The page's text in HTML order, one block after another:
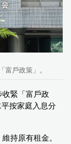
富戶政策」。
緊「富戶政
按家庭入息分
維持原有租金。